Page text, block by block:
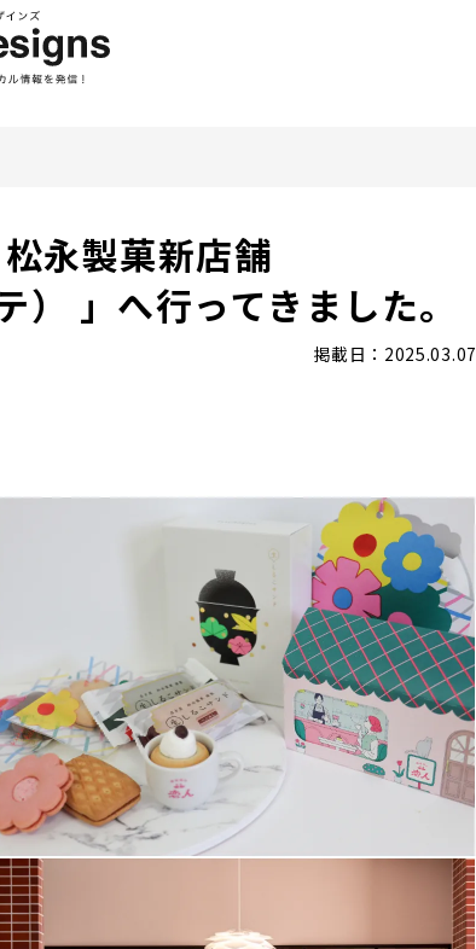
永製菓新店舗
） 」へ行ってきました。
掲載日：2025.03.07